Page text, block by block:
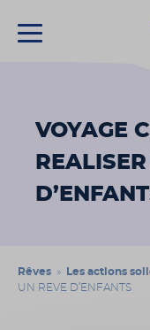
VOYAGE
Rêves » Les actions
UN REVE D’ENFANTS